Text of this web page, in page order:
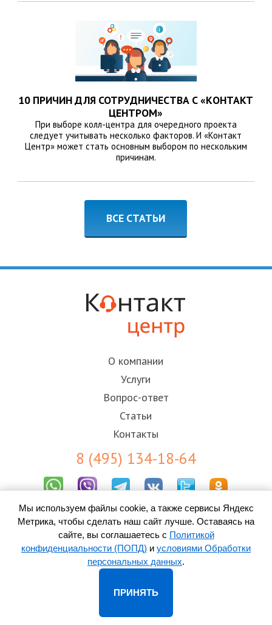
10 ПРИЧИН ДЛЯ СОТРУДНИЧЕСТВА С «КОНТАКТ
ЦЕНТРОМ»
При выборе колл-центра для очередного проекта
следует учитывать несколько факторов. И «Контакт
Центр» может стать основным выбором по нескольким
причинам.
ВСЕ СТАТЬИ
О компании
Услуги
Вопрос-ответ
Статьи
Контакты
8 (495) 134-18-64
Результаты СОУТ
Пользовательское соглашение
Политика конфиденциальности (ПОПД)
Согласие на обработку персональных данных
2026 ООО «Контакт-Центр» -
Мы используем файлы cookie, а также сервисы Яндекс
Метрика, чтобы сделать наш сайт лучше. Оставаясь на
сайте, вы соглашаетесь с Политикой
конфиденциальности (ПОПД) и условиями Обработки
персональных данных.
ПРИНЯТЬ